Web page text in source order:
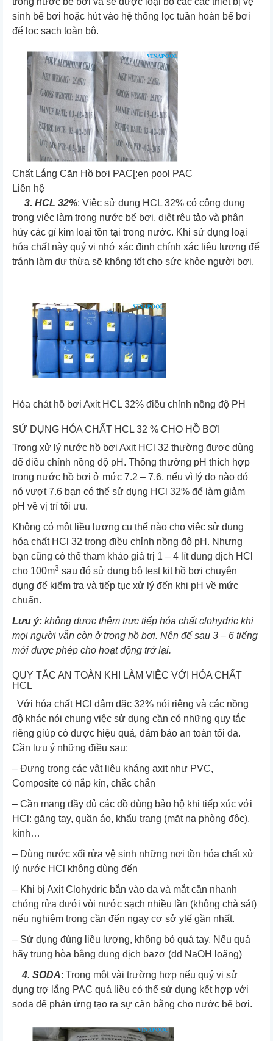
sinh bể bơi hoặc hút vào hệ thống lọc tuần hoàn bể bơi
để lọc sạch toàn bộ.
Chất Lắng Cặn Hồ bơi PAC[:en pool PAC
Liên hệ
3. HCL 32%: Việc sử dụng HCL 32% có công dụng
trong việc làm trong nước bể bơi, diệt rêu tảo và phân
hủy các gỉ kim loại tồn tại trong nước. Khi sử dụng loại
hóa chất này quý vị nhớ xác định chính xác liệu lượng để
tránh làm dư thừa sẽ không tốt cho sức khỏe người bơi.
Hóa chát hồ bơi Axit HCL 32% điều chỉnh nồng độ PH
SỬ DỤNG HÓA CHẤT HCL 32 % CHO HỒ BƠI
Trong xử lý nước hồ bơi Axit HCl 32 thường được dùng
để điều chỉnh nồng độ pH. Thông thường pH thích hợp
trong nước hồ bơi ở mức 7.2 – 7.6, nếu vì lý do nào đó
nó vượt 7.6 bạn có thể sử dụng HCl 32% để làm giảm
pH về vị trí tối ưu.
Không có một liều lượng cụ thể nào cho việc sử dụng
hóa chất HCl 32 trong điều chỉnh nồng độ pH. Nhưng
bạn cũng có thể tham khảo giá trị 1 – 4 lít dung dịch HCl
cho 100m3 sau đó sử dụng bộ test kit hồ bơi chuyên
dụng để kiểm tra và tiếp tục xử lý đến khi pH về mức
chuẩn.
Lưu ý: không được thêm trực tiếp hóa chất clohydric khi
mọi người vẫn còn ở trong hồ bơi. Nên để sau 3 – 6 tiếng
mới được phép cho hoạt động trở lại.
QUY TẮC AN TOÀN KHI LÀM VIỆC VỚI HÓA CHẤT
HCL
Với hóa chất HCl đậm đặc 32% nói riêng và các nồng
độ khác nói chung việc sử dụng cần có những quy tắc
riêng giúp có được hiệu quả, đảm bảo an toàn tối đa.
Cần lưu ý những điều sau:
– Đựng trong các vật liệu kháng axit như PVC,
Composite có nắp kín, chắc chắn
– Cần mang đầy đủ các đồ dùng bảo hộ khi tiếp xúc với
HCl: găng tay, quần áo, khẩu trang (mặt nạ phòng độc),
kính…
– Dùng nước xối rửa vệ sinh những nơi tồn hóa chất xử
lý nước HCl không dùng đến
– Khi bị Axit Clohydric bắn vào da và mắt cần nhanh
chóng rửa dưới vòi nước sạch nhiều lần (không chà sát)
nếu nghiêm trọng cần đến ngay cơ sở ytế gần nhất.
– Sử dụng đúng liều lượng, không bỏ quá tay. Nếu quá
hãy trung hòa bằng dung dịch bazơ (dd NaOH loãng)
4. SODA: Trong một vài trường hợp nếu quý vị sử
dụng trợ lắng PAC quá liều có thể sử dụng kết hợp với
soda để phản ứng tạo ra sự cân bằng cho nước bể bơi.